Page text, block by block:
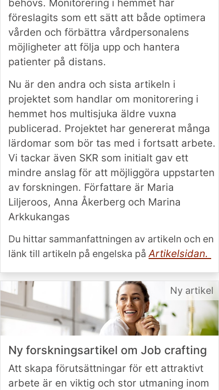
behövs. Monitorering i hemmet har
föreslagits som ett sätt att både optimera
vården och förbättra vårdpersonalens
möjligheter att följa upp och hantera
patienter på distans.
Nu är den andra och sista artikeln i
projektet som handlar om monitorering i
hemmet hos multisjuka äldre vuxna
publicerad. Projektet har genererat många
lärdomar som bör tas med i fortsatt arbete.
Vi tackar även SKR som initialt gav ett
mindre anslag för att möjliggöra uppstarten
av forskningen. Författare är Maria
Liljeroos, Anna Åkerberg och Marina
Arkkukangas
Du hittar sammanfattningen av artikeln och en
länk till artikeln på engelska påArtikelsidan.
Ny artikel
Ny forskningsartikel om Job crafting
Att skapa förutsättningar för ett attraktivt
arbete är en viktig och stor utmaning inom